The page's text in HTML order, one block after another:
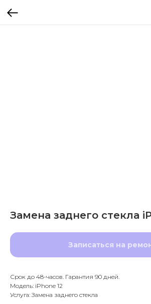
Замена заднего стекла
Записаться на
Срок до 48-часов. Гарантия 90 дней.
Модель: iPhone 12
Услуга: Замена заднего стекла